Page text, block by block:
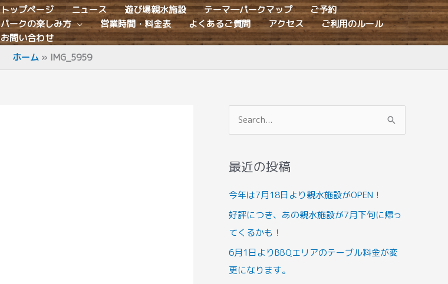
トップページ ニュース 遊び場親水施設 テーマ―パークマップ
ご予約
パークの楽しみ方
営業時間・料金表 よくあるご質問 アクセス
ご利用のルール
お問い合わせ
ホーム
IMG_5959
象
:
最近の投稿
今年は7月18日より親水施設がOPEN！
好評につき、あの親水施設が7月下旬に帰っ
てくるかも！
6月1日よりBBQエリアのテーブル料金が変
更になります。